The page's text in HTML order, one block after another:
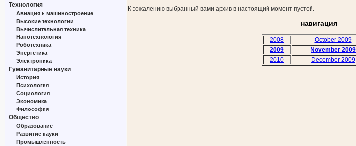
Технология
Авиация и машиностроение
Высокие технологии
Вычислительная техника
Нанотехнология
Роботехника
Энергетика
Электроника
Гуманитарные науки
История
Психология
Социология
Экономика
Философия
Общество
Образование
Развитие науки
Промышленность
К сожалению выбранный вами архив в настоящий момент пустой.
навигация
2008
October 2009
2009
November 2009
2010
December 2009